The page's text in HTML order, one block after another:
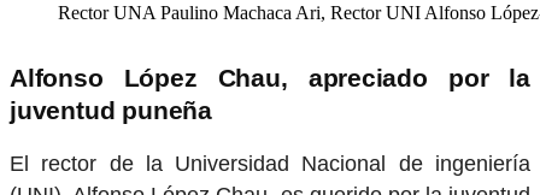
Rector UNA Paulino Machaca Ari, Rector UNI Alfonso
Alfonso López Chau, apreciado por la
juventud puneña
El rector de la Universidad Nacional de ingeniería